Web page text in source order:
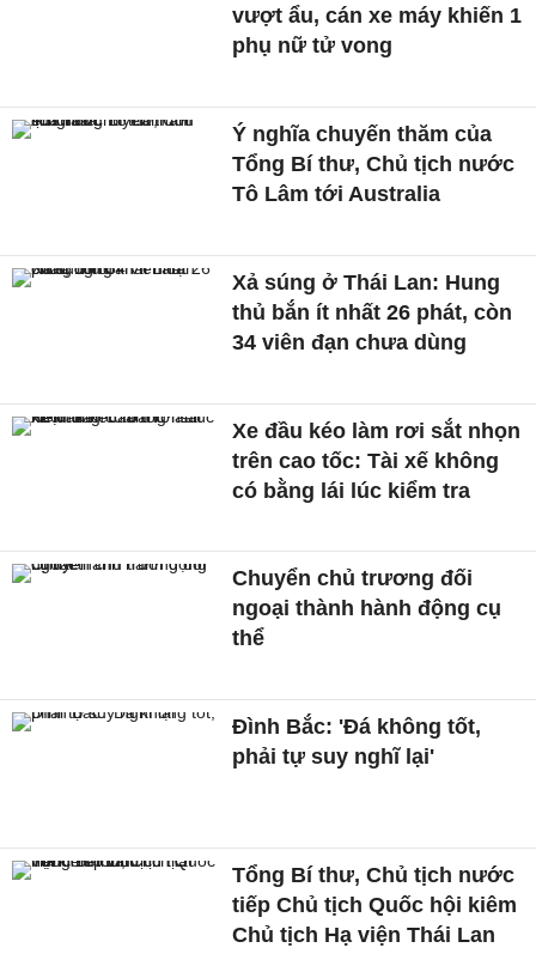
vượt ẩu, cán xe máy khiến 1
phụ nữ tử vong
Ý nghĩa chuyến thăm của
Tổng Bí thư, Chủ tịch nước
Tô Lâm tới Australia
Xả súng ở Thái Lan: Hung
thủ bắn ít nhất 26 phát, còn
34 viên đạn chưa dùng
Xe đầu kéo làm rơi sắt nhọn
trên cao tốc: Tài xế không
có bằng lái lúc kiểm tra
Chuyển chủ trương đối
ngoại thành hành động cụ
thể
Đình Bắc: 'Đá không tốt,
phải tự suy nghĩ lại'
Tổng Bí thư, Chủ tịch nước
tiếp Chủ tịch Quốc hội kiêm
Chủ tịch Hạ viện Thái Lan